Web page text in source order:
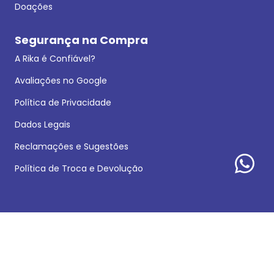
Doações
Segurança na Compra
A Rika é Confiável?
Avaliações no Google
Política de Privacidade
Dados Legais
Reclamações e Sugestões
Política de Troca e Devolução